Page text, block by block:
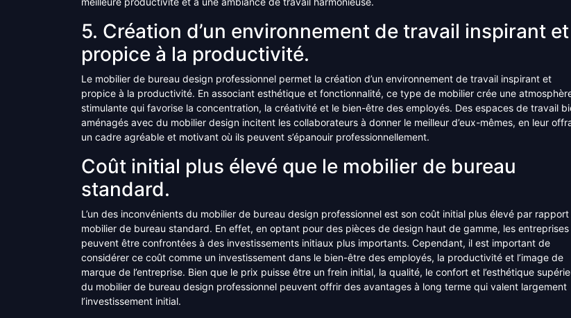
5. Création d’un environnement de travail inspirant et
propice à la productivité.
Le mobilier de bureau design professionnel permet la création d’un environnement de travail inspirant et
propice à la productivité. En associant esthétique et fonctionnalité, ce type de mobilier crée une
stimulante qui favorise la concentration, la créativité et le bien-être des employés. Des espaces de travail
aménagés avec du mobilier design incitent les collaborateurs à donner le meilleur d’eux-mêmes, en leur
un cadre agréable et motivant où ils peuvent s’épanouir professionnellement.
Coût initial plus élevé que le mobilier de bureau
standard.
L’un des inconvénients du mobilier de bureau design professionnel est son coût initial plus élevé par rapport
mobilier de bureau standard. En effet, en optant pour des pièces de design haut de gamme, les entreprises
peuvent être confrontées à des investissements initiaux plus importants. Cependant, il est important de
considérer ce coût comme un investissement dans le bien-être des employés, la productivité et l’image de
marque de l’entreprise. Bien que le prix puisse être un frein initial, la qualité, le confort et l’esthétique
du mobilier de bureau design professionnel peuvent offrir des avantages à long terme qui valent largement
l’investissement initial.